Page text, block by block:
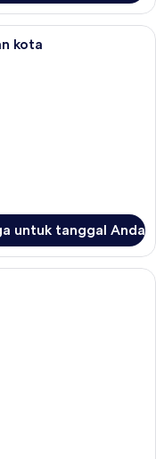
Standar,
kota
untuk tanggal Anda